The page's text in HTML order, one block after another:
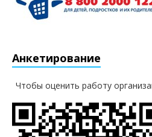
Анкетирование
Чтобы оценить работу